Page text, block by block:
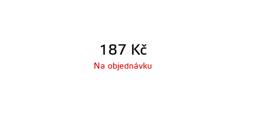
187 Kč
Na objednávku